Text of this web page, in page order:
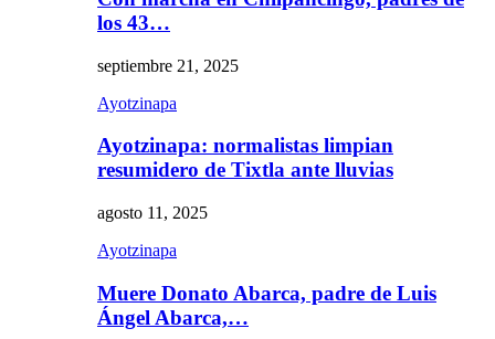
los 43…
septiembre 21, 2025
Ayotzinapa
Ayotzinapa: normalistas limpian
resumidero de Tixtla ante lluvias
agosto 11, 2025
Ayotzinapa
Muere Donato Abarca, padre de Luis
Ángel Abarca,…